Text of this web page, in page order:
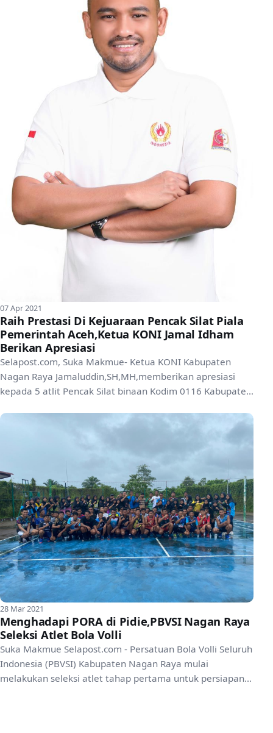
07 Apr 2021
Raih Prestasi Di Kejuaraan Pencak Silat Piala
Pemerintah Aceh,Ketua KONI Jamal Idham
Berikan Apresiasi
Selapost.com, Suka Makmue- Ketua KONI Kabupaten
Nagan Raya Jamaluddin,SH,MH,memberikan apresiasi
kepada 5 atlit Pencak Silat binaan Kodim 0116 Kabupaten
28 Mar 2021
Menghadapi PORA di Pidie,PBVSI Nagan Raya
Seleksi Atlet Bola Volli
Suka Makmue Selapost.com - Persatuan Bola Volli Seluruh
Indonesia (PBVSI) Kabupaten Nagan Raya mulai
melakukan seleksi atlet tahap pertama untuk persiapan